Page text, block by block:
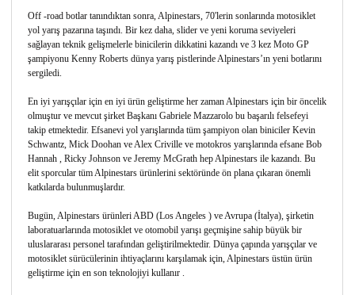
Off -road botlar tanındıktan sonra, Alpinestars, 70'lerin sonlarında motosiklet
yol yarış pazarına taşındı. Bir kez daha, slider ve yeni koruma seviyeleri
sağlayan teknik gelişmelerle binicilerin dikkatini kazandı ve 3 kez Moto GP
şampiyonu Kenny Roberts dünya yarış pistlerinde Alpinestars’ın yeni botlarını
sergiledi.
En iyi yarışçılar için en iyi ürün geliştirme her zaman Alpinestars için bir öncelik
olmuştur ve mevcut şirket Başkanı Gabriele Mazzarolo bu başarılı felsefeyi
takip etmektedir. Efsanevi yol yarışlarında tüm şampiyon olan biniciler Kevin
Schwantz, Mick Doohan ve Alex Criville ve motokros yarışlarında efsane Bob
Hannah , Ricky Johnson ve Jeremy McGrath hep Alpinestars ile kazandı. Bu
elit sporcular tüm Alpinestars ürünlerini sektöründe ön plana çıkaran önemli
katkılarda bulunmuşlardır.
Bugün, Alpinestars ürünleri ABD (Los Angeles ) ve Avrupa (İtalya), şirketin
laboratuarlarında motosiklet ve otomobil yarışı geçmişine sahip büyük bir
uluslararası personel tarafından geliştirilmektedir. Dünya çapında yarışçılar ve
motosiklet sürücülerinin ihtiyaçlarını karşılamak için, Alpinestars üstün ürün
geliştirme için en son teknolojiyi kullanır .